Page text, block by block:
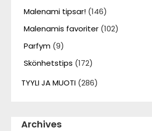
Malenami tipsar! (146)
Malenamis favoriter (102)
Parfym (9)
Skönhetstips (172)
TYYLI JA MUOTI (286)
Archives